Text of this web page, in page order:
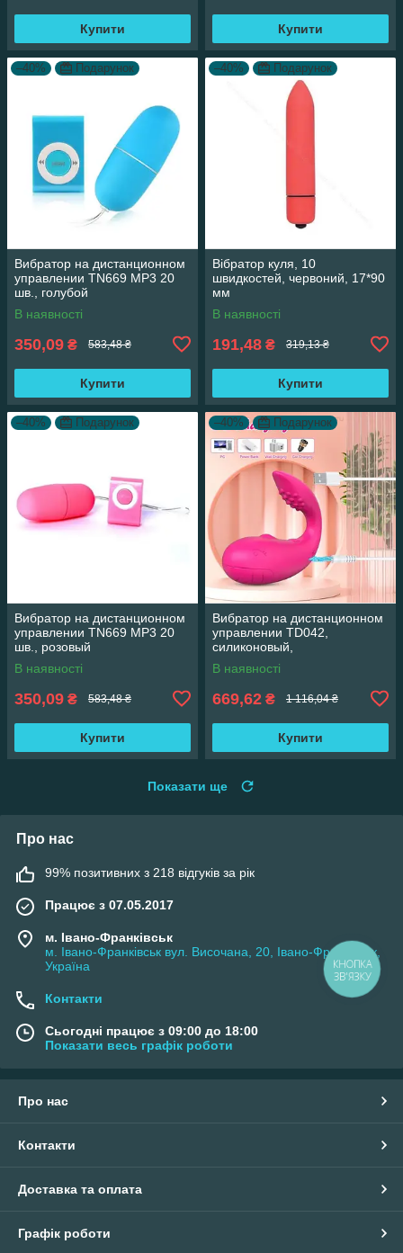
Купити Купити
–40% Подарунок
Вибратор на дистанционном
управлении TN669 MP3 20
шв., голубой
В наявності
350,09 ₴ 583,48 ₴
Купити
–40% Подарунок
Вібратор куля, 10
швидкостей, червоний, 17*90
мм
В наявності
191,48 ₴ 319,13 ₴
Купити
–40% Подарунок
Вибратор на дистанционном
управлении TN669 MP3 20
шв., розовый
В наявності
350,09 ₴ 583,48 ₴
Купити
–40% Подарунок
Вибратор на дистанционном
управлении TD042,
силиконовый,
водонепроницаемый,
розовый
В наявності
669,62 ₴ 1 116,04 ₴
Купити
Показати ще
Про нас
99% позитивних з 218 відгуків за рік
Працює з 07.05.2017
м. Івано-Франківськ
м. Івано-Франківськ вул. Височана, 20, Івано-Франківськ,
Україна
Контакти
Сьогодні працює з 09:00 до 18:00
Показати весь графік роботи
Про нас
Контакти
Доставка та оплата
Графік роботи
КНОПКА
ЗВ'ЯЗКУ